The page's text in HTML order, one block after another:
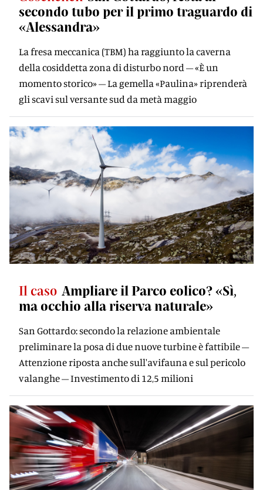
secondo tubo per il primo traguardo di
«Alessandra»
La fresa meccanica (TBM) ha raggiunto la caverna
della cosiddetta zona di disturbo nord – «È un
momento storico» – La gemella «Paulina» riprenderà
gli scavi sul versante sud da metà maggio
Il caso Ampliare il Parco eolico? «Sì,
ma occhio alla riserva naturale»
San Gottardo: secondo la relazione ambientale
preliminare la posa di due nuove turbine è fattibile –
Attenzione riposta anche sull'avifauna e sul pericolo
valanghe – Investimento di 12,5 milioni